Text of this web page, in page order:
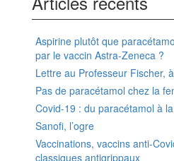
Aspirine plutôt que
par le vaccin Astra-Zeneca ?
Lettre au Professeur Fischer,
Pas de paracétamol chez la
Covid-19 : du paracétamol à
Sanofi, l’ogre
Vaccinations, vaccins anti-
classiques antigrippaux